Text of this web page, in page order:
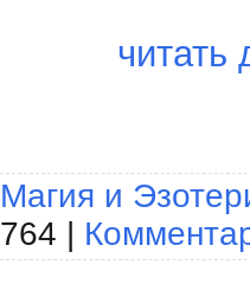
читать
Магия и
764 |